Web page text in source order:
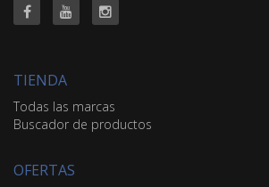
TIENDA
Todas las marcas
Buscador de productos
OFERTAS